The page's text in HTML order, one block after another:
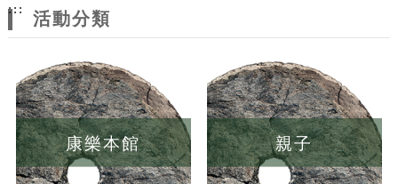
:::
活動分類
康樂本館 親子